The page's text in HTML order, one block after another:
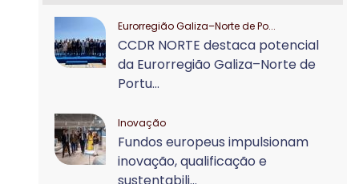
Eurorregião Galiza–Norte de Po...
CCDR NORTE destaca potencial
da Eurorregião Galiza–Norte de
Portu...
Inovação
Fundos europeus impulsionam
inovação, qualificação e